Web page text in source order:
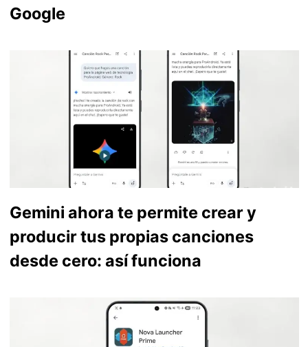
Google
Gemini ahora te permite crear y
producir tus propias canciones
desde cero: así funciona